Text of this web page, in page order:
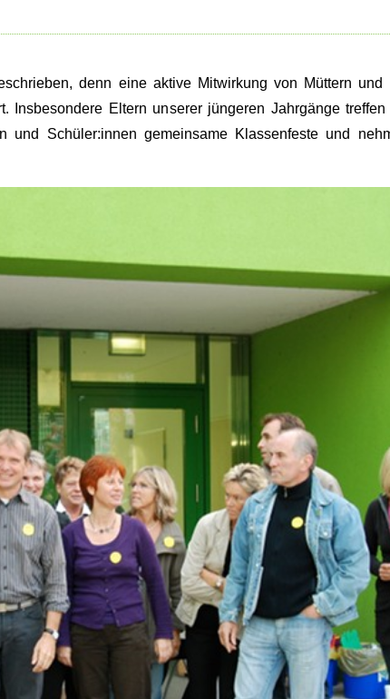
denn eine aktive Mitwirkung von Müttern
Insbesondere Eltern unserer jüngeren Jahrgänge
und Schüler:innen gemeinsame Klassenfeste und